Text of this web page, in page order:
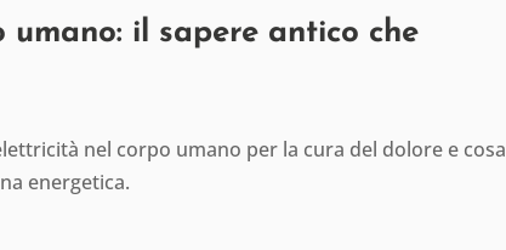
umano: il sapere antico che
nel corpo umano per la cura del dolore e cosa
energetica.